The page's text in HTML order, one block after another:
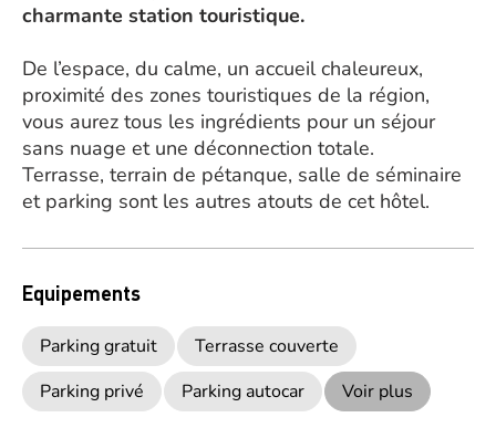
charmante station touristique.
De l’espace, du calme, un accueil chaleureux,
proximité des zones touristiques de la région,
vous aurez tous les ingrédients pour un séjour
sans nuage et une déconnection totale.
Terrasse, terrain de pétanque, salle de séminaire
et parking sont les autres atouts de cet hôtel.
Equipements
Parking gratuit
Terrasse couverte
Parking privé
Parking autocar Voir plus